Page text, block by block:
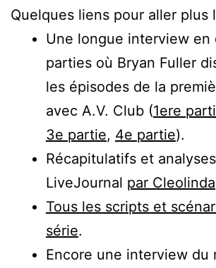
Quelques liens pour aller plus
Une longue interview en
parties où Bryan Fuller
les épisodes de la
avec A.V. Club (1ere
3e partie, 4e partie).
Récapitulatifs et
LiveJournal par Cleolinda
Tous les scripts et
série.
Encore une interview du